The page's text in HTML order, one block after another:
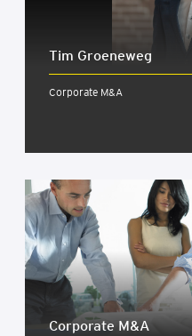
Tim Groe­ne­weg
Corporate M&A
Cor­po­ra­te M&A